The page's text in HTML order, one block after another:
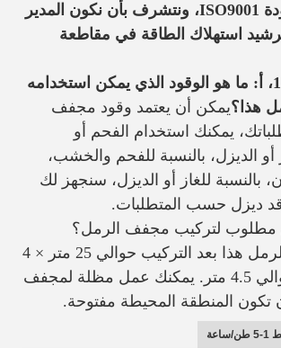
نظام إدارة الجودة ISO9001، ونتشرف بأن نكون المدير
ترشيد استهلاك الطاقة في مقاطعة
1، أ: ما هو الوقود الذي يمكن استخدامه
هذا؟يمكن أن يعتمد وقود مجفف
يمكنك استخدام الفحم أو
أو الديزل، بالنسبة للفحم والخشب،
بالنسبة للغاز أو الديزل، سنجهز لك
ديزل حسب المتطلبات.
يشغل مجفف الرمل هذا بعد التركيب حوالي 25 متر × 4
متر. الارتفاع حوالي 4.5 متر. يمكنك عمل مظلة لمجفف
تكون المنطقة المحيطة مفتوحة.